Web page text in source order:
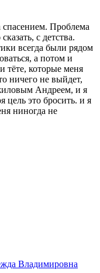
Проблема
с детства.
всегда были рядом
а потом и
тёте, которые меня
ничего не выйдет,
Андреем, и я
цель это бросить. и я
ниногда не